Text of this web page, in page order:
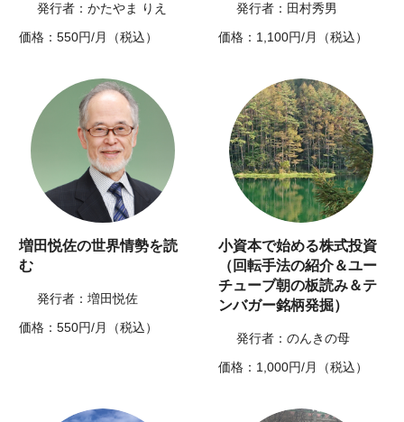
発行者：かたやま りえ
価格：550円/月（税込）
発行者：田村秀男
価格：1,100円/月（税込）
増田悦佐の世界情勢を読
む
発行者：増田悦佐
価格：550円/月（税込）
小資本で始める株式投資
（回転手法の紹介＆ユー
チューブ朝の板読み＆テ
ンバガー銘柄発掘）
発行者：のんきの母
価格：1,000円/月（税込）